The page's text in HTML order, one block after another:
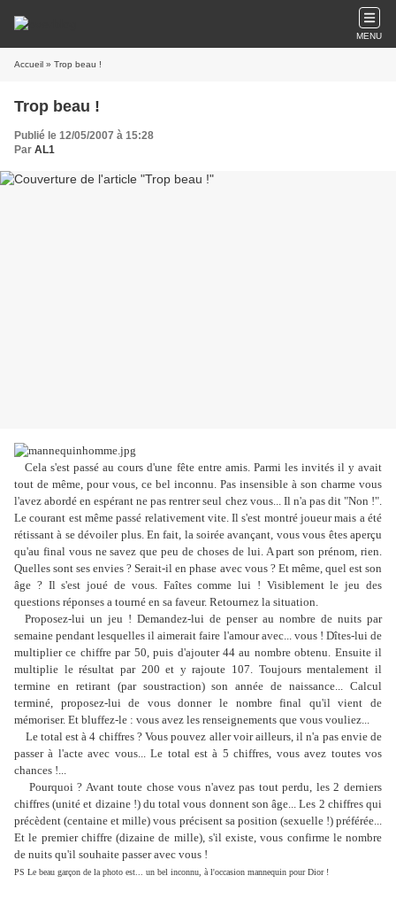
MENU
Accueil » Trop beau !
Trop beau !
Publié le 12/05/2007 à 15:28
Par AL1
Cela s'est passé au cours d'une fête entre amis. Parmi les invités il y avait
tout de même, pour vous, ce bel inconnu. Pas insensible à son charme vous
l'avez abordé en espérant ne pas rentrer seul chez vous... Il n'a pas dit "Non !".
Le courant est même passé relativement vite. Il s'est montré joueur mais a été
rétissant à se dévoiler plus. En fait, la soirée avançant, vous vous êtes aperçu
qu'au final vous ne savez que peu de choses de lui. A part son prénom, rien.
Quelles sont ses envies ? Serait-il en phase avec vous ? Et même, quel est son
âge ? Il s'est joué de vous. Faîtes comme lui ! Visiblement le jeu des
questions réponses a tourné en sa faveur. Retournez la situation.
Proposez-lui un jeu ! Demandez-lui de penser au nombre de nuits par
semaine pendant lesquelles il aimerait faire l'amour avec... vous ! Dîtes-lui de
multiplier ce chiffre par 50, puis d'ajouter 44 au nombre obtenu. Ensuite il
multiplie le résultat par 200 et y rajoute 107. Toujours mentalement il
termine en retirant (par soustraction) son année de naissance... Calcul
terminé, proposez-lui de vous donner le nombre final qu'il vient de
mémoriser. Et bluffez-le : vous avez les renseignements que vous vouliez...
Le total est à 4 chiffres ? Vous pouvez aller voir ailleurs, il n'a pas envie de
passer à l'acte avec vous... Le total est à 5 chiffres, vous avez toutes vos
chances !...
Pourquoi ? Avant toute chose vous n'avez pas tout perdu, les 2 derniers
chiffres (unité et dizaine !) du total vous donnent son âge... Les 2 chiffres qui
précèdent (centaine et mille) vous précisent sa position (sexuelle !) préférée...
Et le premier chiffre (dizaine de mille), s'il existe, vous confirme le nombre
de nuits qu'il souhaite passer avec vous !
PS Le beau garçon de la photo est... un bel inconnu, à l'occasion mannequin pour Dior !